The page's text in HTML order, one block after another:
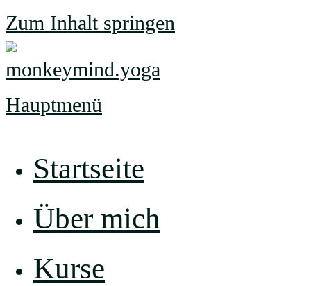
Zum Inhalt springen
Hauptmenü
Startseite
Über mich
Kurse